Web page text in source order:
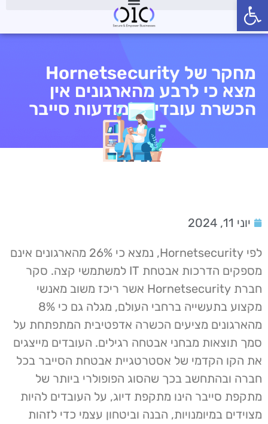
פתח סרגל נגישות
מחקר של Hornetsecurity
מצא כי לרבע מהארגונים אין
הכשרת עובדים למודעות סייבר
יוני 11, 2024
לפי Hornetsecurity, נמצא כי 26% מהארגונים אינם
מספקים הדרכות אבטחת IT למשתמשי קצה. סקר
חברת Hornetsecurity אשר ריכז משוב מאנשי
מקצוע בתעשייה ברחבי העולם, מגלה גם כי 8%
מהארגונים מציעים הכשרה אדפטיבית המתפתחת על
סמך תוצאות מבחני אבטחה רגילים. העובדים מייצגים
את הקו הקדמי של אסטרטגיית אבטחת הסייבר בכל
חברה ובהתחשב בכך שהסוג הפופולרי ביותר של
מתקפת סייבר הינו מתקפת דיוג, על העובדים להיות
מצוידים במיומנויות, הבנה וביטחון עצמי כדי לזהות